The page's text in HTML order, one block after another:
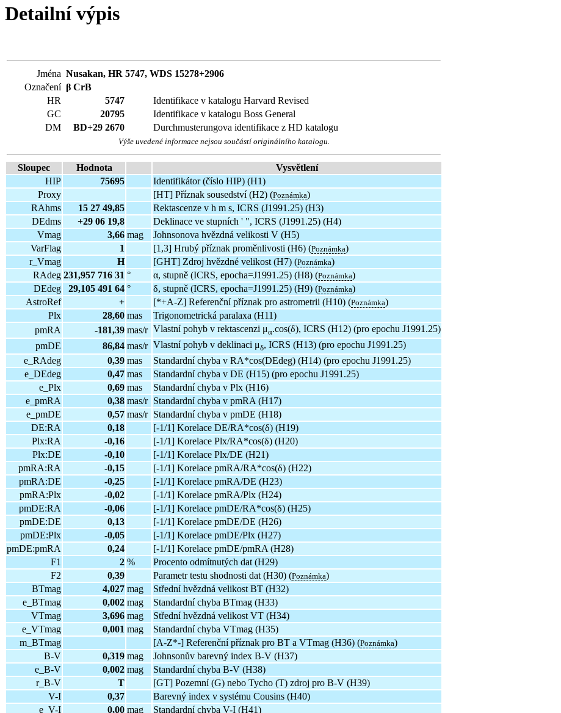
Detailní výpis
Jména Nusakan, HR 5747, WDS 15278+2906
Označení β CrB
HR
5747
Identifikace v katalogu Harvard Revised
GC
20795
Identifikace v katalogu Boss General
DM
BD+29 2670 Durchmusterungova identifikace z HD katalogu
Výše uvedené informace nejsou součástí originálního katalogu.
Sloupec Hodnota
Vysvětlení
HIP
75695
Identifikátor (číslo HIP) (H1)
Proxy
[HT] Příznak sousedství (H2) (Poznámka)
RAhms
15 27 49,85
Rektascenze v h m s, ICRS (J1991.25) (H3)
DEdms
+29 06 19,8
Deklinace ve stupních ' ", ICRS (J1991.25) (H4)
Vmag
3,66 mag
Johnsonova hvězdná velikosti V (H5)
VarFlag
1 [1,3] Hrubý příznak proměnlivosti (H6) (Poznámka)
r_Vmag
H [GHT] Zdroj hvězdné velikost (H7) (Poznámka)
RAdeg 231,957 716 31 ° α, stupně (ICRS, epocha=J1991.25) (H8) (Poznámka)
DEdeg
29,105 491 64 ° δ, stupně (ICRS, epocha=J1991.25) (H9) (Poznámka)
AstroRef
+ [*+A-Z] Referenční příznak pro astrometrii (H10) (Poznámka)
Plx
28,60 mas
Trigonometrická paralaxa (H11)
pmRA
-181,39 mas/r Vlastní pohyb v rektascenzi μα.cos(δ), ICRS (H12) (pro epochu J1991.25)
pmDE
86,84 mas/r Vlastní pohyb v deklinaci μδ, ICRS (H13) (pro epochu J1991.25)
e_RAdeg
0,39 mas
Standardní chyba v RA*cos(DEdeg) (H14) (pro epochu J1991.25)
e_DEdeg
0,47 mas
Standardní chyba v DE (H15) (pro epochu J1991.25)
e_Plx
0,69 mas
Standardní chyba v Plx (H16)
e_pmRA
0,38 mas/r Standardní chyba v pmRA (H17)
e_pmDE
0,57 mas/r Standardní chyba v pmDE (H18)
DE:RA
0,18
[-1/1] Korelace DE/RA*cos(δ) (H19)
Plx:RA
-0,16
[-1/1] Korelace Plx/RA*cos(δ) (H20)
Plx:DE
-0,10
[-1/1] Korelace Plx/DE (H21)
pmRA:RA
-0,15
[-1/1] Korelace pmRA/RA*cos(δ) (H22)
pmRA:DE
-0,25
[-1/1] Korelace pmRA/DE (H23)
pmRA:Plx
-0,02
[-1/1] Korelace pmRA/Plx (H24)
pmDE:RA
-0,06
[-1/1] Korelace pmDE/RA*cos(δ) (H25)
pmDE:DE
0,13
[-1/1] Korelace pmDE/DE (H26)
pmDE:Plx
-0,05
[-1/1] Korelace pmDE/Plx (H27)
pmDE:pmRA
0,24
[-1/1] Korelace pmDE/pmRA (H28)
F1
2 %
Procento odmítnutých dat (H29)
F2
0,39 Parametr testu shodnosti dat (H30) (Poznámka)
BTmag
4,027 mag
Střední hvězdná velikost BT (H32)
e_BTmag
0,002 mag
Standardní chyba BTmag (H33)
VTmag
3,696 mag
Střední hvězdná velikost VT (H34)
e_VTmag
0,001 mag
Standardní chyba VTmag (H35)
m_BTmag
[A-Z*-] Referenční příznak pro BT a VTmag (H36) (Poznámka)
B-V
0,319 mag
Johnsonův barevný index B-V (H37)
e_B-V
0,002 mag
Standardní chyba B-V (H38)
r_B-V
T
[GT] Pozemní (G) nebo Tycho (T) zdroj pro B-V (H39)
V-I
0,37
Barevný index v systému Cousins (H40)
e_V-I
0,00 mag
Standardní chyba V-I (H41)